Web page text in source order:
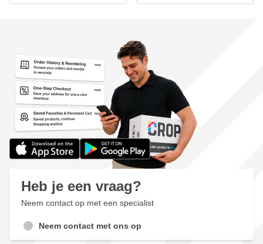
Heb je een vraag?
Neem contact op met een specialist
Neem contact met ons op